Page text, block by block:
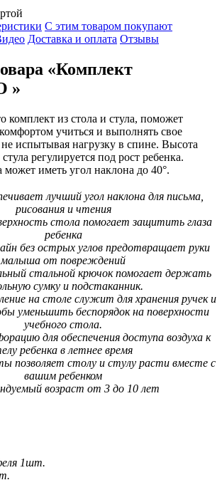
С этим товаром покупают
Доставка и оплата Отзывы
«Комплект
»
комплект из стола и стула, поможет
учиться и выполнять свое
испытывая нагрузку в спине. Высота
регулируется под рост ребенка.
может иметь угол наклона до 40°.
лучший угол наклона для письма,
рисования и чтения
стола помогает защитить глаза
ребенка
без острых углов предотвращает руки
малыша от повреждений
стальной крючок помогает держать
сумку и подстаканник.
на столе служит для хранения ручек и
уменьшить беспорядок на поверхности
учебного стола.
для обеспечения доступа воздуха к
ребенка в летнее время
позволяет столу и стулу расти вместе с
вашим ребенком
возраст от 3 до 10 лет
1шт.